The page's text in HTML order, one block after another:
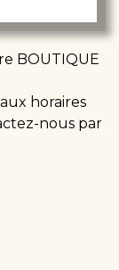
BOUTIQUE
horaires
nous par